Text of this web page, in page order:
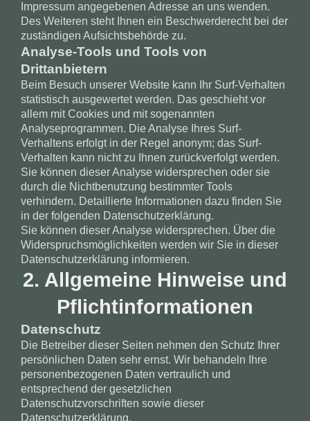
Impressum angegebenen Adresse an uns wenden.
Des Weiteren steht Ihnen ein Beschwerderecht bei der
zuständigen Aufsichtsbehörde zu.
Analyse-Tools und Tools von
Drittanbietern
Beim Besuch unserer Website kann Ihr Surf-Verhalten
statistisch ausgewertet werden. Das geschieht vor
allem mit Cookies und mit sogenannten
Analyseprogrammen. Die Analyse Ihres Surf-
Verhaltens erfolgt in der Regel anonym; das Surf-
Verhalten kann nicht zu Ihnen zurückverfolgt werden.
Sie können dieser Analyse widersprechen oder sie
durch die Nichtbenutzung bestimmter Tools
verhindern. Detaillierte Informationen dazu finden Sie
in der folgenden Datenschutzerklärung.
Sie können dieser Analyse widersprechen. Über die
Widerspruchsmöglichkeiten werden wir Sie in dieser
Datenschutzerklärung informieren.
2. Allgemeine Hinweise und
Pflichtinformationen
Datenschutz
Die Betreiber dieser Seiten nehmen den Schutz Ihrer
persönlichen Daten sehr ernst. Wir behandeln Ihre
personenbezogenen Daten vertraulich und
entsprechend der gesetzlichen
Datenschutzvorschriften sowie dieser
Datenschutzerklärung.